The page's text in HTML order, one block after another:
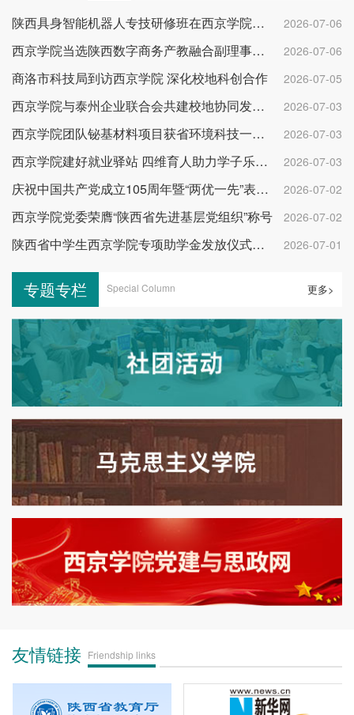
陕西具身智能机器人专技研修班在西京学院开班 2026-07-06
西京学院当选陕西数字商务产教融合副理事长单位 2026-07-06
商洛市科技局到访西京学院 深化校地科创合作 2026-07-05
西京学院与泰州企业联合会共建校地协同发展平台 2026-07-03
西京学院团队铋基材料项目获省环境科技一等奖 2026-07-03
西京学院建好就业驿站 四维育人助力学子乐业成才 2026-07-03
庆祝中国共产党成立105周年暨“两优一先”表彰大会举行 2026-07-02
西京学院党委荣膺“陕西省先进基层党组织”称号 2026-07-02
陕西省中学生西京学院专项助学金发放仪式举行 2026-07-01
专题专栏 Special Column 更多>
友情链接 Friendship links